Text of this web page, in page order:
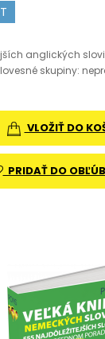
anglických
skupiny:
VLOŽIŤ DO
PRIDAŤ DO